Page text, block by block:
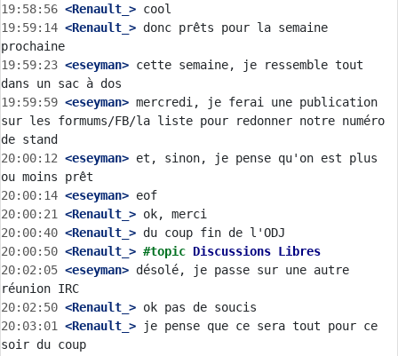
19:58:56 <Renault_>
19:59:14 <Renault_> donc prêts pour la semaine
19:59:23 <eseyman> cette semaine, je ressemble tout
19:59:59 <eseyman> mercredi, je ferai une publication
sur les formums/FB/la liste pour redonner notre numéro
20:00:12 <eseyman> et, sinon, je pense qu'on est plus
20:00:14 <eseyman>
20:00:21
<Renault_>
20:00:40 <Renault_>
20:00:50 <Renault_> #topic Discussions Libres
20:02:05 <eseyman> désolé, je passe sur une autre
20:02:50 <Renault_>
20:03:01
<Renault_> je pense que ce sera tout pour ce